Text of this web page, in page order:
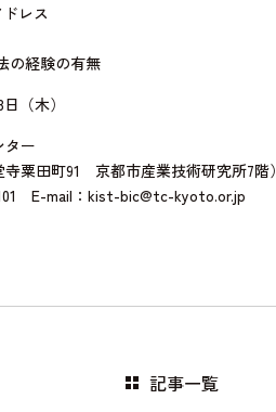
ス
の有無
（木）
ター
町91 京都市産業技術研究所7階）
：kist-bic@tc-kyoto.or.jp
記事一覧